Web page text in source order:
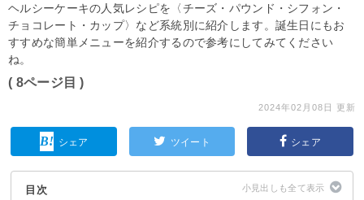
ヘルシーケーキの人気レシピを〈チーズ・パウンド・シフォン・
チョコレート・カップ〉など系統別に紹介します。誕生日にもお
すすめな簡単メニューを紹介するので参考にしてみてください
ね。
( 8ページ目 )
2024年02月08日 更新
シェア ツイート シェア
目次